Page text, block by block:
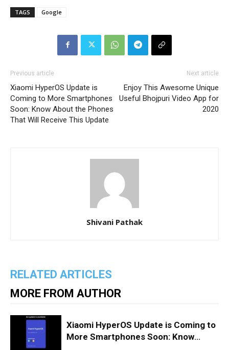
TAGS Google
Previous article
Xiaomi HyperOS Update is
Coming to More Smartphones
Soon: Know About the Phones
That Will Receive This Update
Next article
Enjoy This Awesome Unique
Useful Bhojpuri Video App for
2020
Shivani Pathak
RELATED ARTICLES
MORE FROM AUTHOR
Xiaomi HyperOS Update is Coming to
More Smartphones Soon: Know